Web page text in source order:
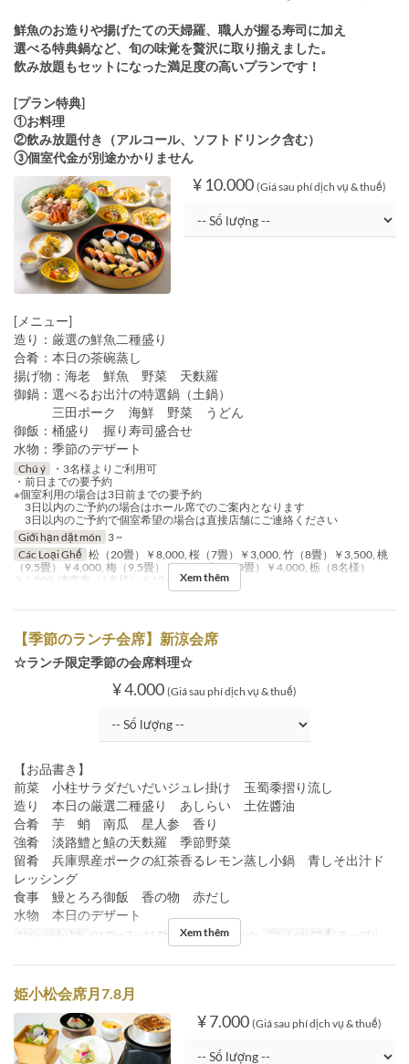
鮮魚のお造りや揚げたての天婦羅、職人が握る寿司に加え
選べる特典鍋など、旬の味覚を贅沢に取り揃えました。
飲み放題もセットになった満足度の高いプランです！
[プラン特典]
①お料理
②飲み放題付き（アルコール、ソフトドリンク含む）
③個室代金が別途かかりません
¥ 10.000 (Giá sau phí dịch vụ & thuế)
[メニュー]
造り：厳選の鮮魚二種盛り
合肴：本日の茶碗蒸し
揚げ物：海老 鮮魚 野菜 天麩羅
御鍋：選べるお出汁の特選鍋（土鍋）
三田ポーク 海鮮 野菜 うどん
御飯：桶盛り 握り寿司盛合せ
水物：季節のデザート
Chú ý
・3名様よりご利用可
・前日までの要予約
※個室利用の場合は3日前までの要予約
3日以内のご予約の場合はホール席でのご案内となります
3日以内のご予約で個室希望の場合は直接店舗にご連絡ください
Giới hạn dặt món 3 ~
Các Loại Ghế 松（20畳）￥8,000, 桜（7畳）￥3,000, 竹（8畳）￥3,500, 桃
（9.5畳）￥4,000, 梅（9.5畳）￥4,000, 桐（10畳）￥4,000, 栃（8名様）
￥4,000, 濤声庵（6名様）￥10,000Xem thêm
【季節のランチ会席】新涼会席
☆ランチ限定季節の会席料理☆
¥ 4.000 (Giá sau phí dịch vụ & thuế)
【お品書き】
前菜 小柱サラダだいだいジュレ掛け 玉蜀黍摺り流し
造り 本日の厳選二種盛り あしらい 土佐醬油
合肴 芋 蛸 南瓜 星人参 香り
強肴 淡路鱧と鱚の天麩羅 季節野菜
留肴 兵庫県産ポークの紅茶香るレモン蒸し小鍋 青しそ出汁ド
レッシング
食事 鰻とろろ御飯 香の物 赤だし
水物 本日のデザート
Ngày Hiệu lực 01 Thg 7 ~ 31 Thg 8 Bữa Bữa trưa Các Loại Ghế テーブル
Xem thêm
姫小松会席月7.8月
¥ 7.000 (Giá sau phí dịch vụ & thuế)